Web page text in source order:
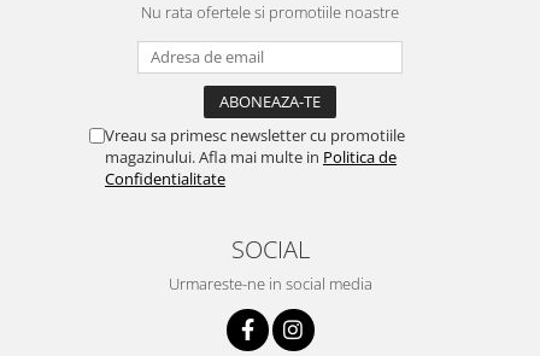
Nu rata ofertele si promotiile noastre
Vreau sa primesc newsletter cu promotiile
magazinului. Afla mai multe in Politica de
Confidentialitate
SOCIAL
Urmareste-ne in social media